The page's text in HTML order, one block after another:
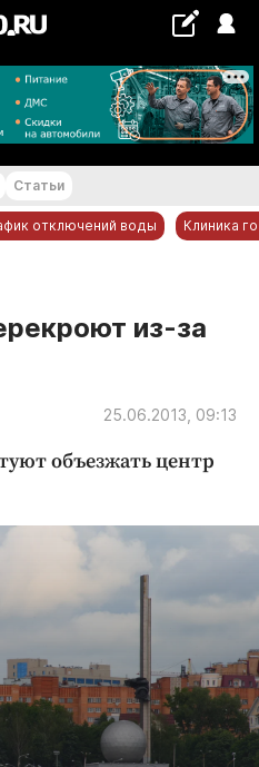
°С
Статьи
отключений воды Клиника
из-за
25.06.2013, 09:13
объезжать центр